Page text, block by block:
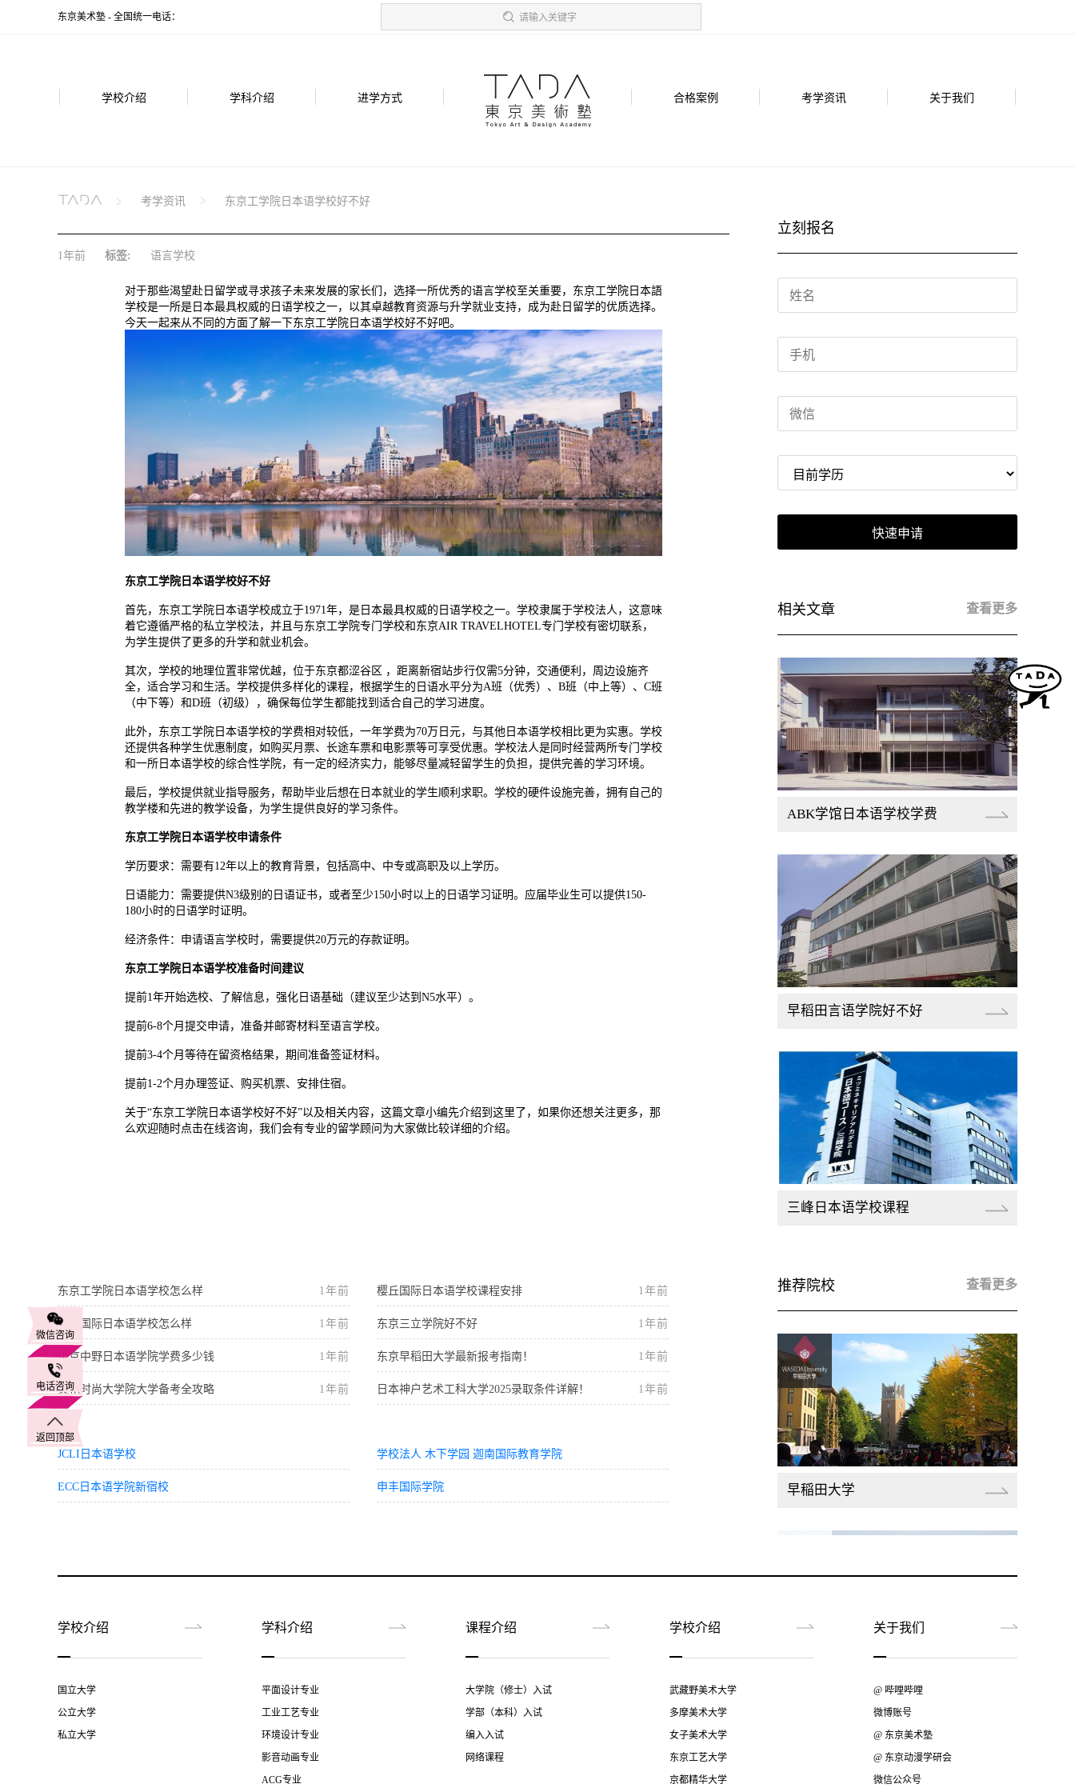
东京美术塾 - 全国统一电话： 请输入关键字
学校介绍 学科介绍 进学方式 合格案例 考学资讯 关于我们
考学资讯 东京工学院日本语学校好不好
1年前 标签: 语言学校
对于那些渴望赴日留学或寻求孩子未来发展的家长们，选择一所优秀的语言学校至关重要，东京工学院日本語
学校是一所是日本最具权威的日语学校之一，以其卓越教育资源与升学就业支持，成为赴日留学的优质选择。
今天一起来从不同的方面了解一下东京工学院日本语学校好不好吧。
东京工学院日本语学校好不好
首先，东京工学院日本语学校成立于1971年，是日本最具权威的日语学校之一。学校隶属于学校法人，这意味
着它遵循严格的私立学校法，并且与东京工学院专门学校和东京AIR TRAVELHOTEL专门学校有密切联系，
为学生提供了更多的升学和就业机会。
其次，学校的地理位置非常优越，位于东京都涩谷区 ，距离新宿站步行仅需5分钟，交通便利，周边设施齐
全，适合学习和生活。学校提供多样化的课程，根据学生的日语水平分为A班（优秀）、B班（中上等）、C班
（中下等）和D班（初级），确保每位学生都能找到适合自己的学习进度。
此外，东京工学院日本语学校的学费相对较低，一年学费为70万日元，与其他日本语学校相比更为实惠。学校
还提供各种学生优惠制度，如购买月票、长途车票和电影票等可享受优惠。学校法人是同时经营两所专门学校
和一所日本语学校的综合性学院，有一定的经济实力，能够尽量减轻留学生的负担，提供完善的学习环境。
最后，学校提供就业指导服务，帮助毕业后想在日本就业的学生顺利求职。学校的硬件设施完善，拥有自己的
教学楼和先进的教学设备，为学生提供良好的学习条件。
东京工学院日本语学校申请条件
学历要求：需要有12年以上的教育背景，包括高中、中专或高职及以上学历。
日语能力：需要提供N3级别的日语证书，或者至少150小时以上的日语学习证明。应届毕业生可以提供150-
180小时的日语学时证明。
经济条件：申请语言学校时，需要提供20万元的存款证明。
东京工学院日本语学校准备时间建议
提前1年开始选校、了解信息，强化日语基础（建议至少达到N5水平）。
提前6-8个月提交申请，准备并邮寄材料至语言学校。
提前3-4个月等待在留资格结果，期间准备签证材料。
提前1-2个月办理签证、购买机票、安排住宿。
关于“东京工学院日本语学校好不好”以及相关内容，这篇文章小编先介绍到这里了，如果你还想关注更多，那
么欢迎随时点击在线咨询，我们会有专业的留学顾问为大家做比较详细的介绍。
东京工学院日本语学校怎么样 1年前 樱丘国际日本语学校课程安排 1年前
樱丘国际日本语学校怎么样 1年前 东京三立学院好不好 1年前
东京中野日本语学院学费多少钱 1年前 东京早稻田大学最新报考指南！ 1年前
文化时尚大学院大学备考全攻略 1年前 日本神户艺术工科大学2025录取条件详解！ 1年前
JCLI日本语学校 学校法人 木下学园 迦南国际教育学院
ECC日本语学院新宿校 申丰国际学院
立刻报名
快速申请
相关文章 查看更多
ABK学馆日本语学校学费
早稻田言语学院好不好
三峰日本语学校课程
推荐院校 查看更多
早稲田大学
学校介绍
国立大学
公立大学
私立大学
学科介绍
平面设计专业
工业工艺专业
环境设计专业
影音动画专业
ACG专业
课程介绍
大学院（修士）入试
学部（本科）入试
编入入试
网络课程
学校介绍
武藏野美术大学
多摩美术大学
女子美术大学
东京工艺大学
京都精华大学
关于我们
@ 哔哩哔哩
微博账号
@ 东京美术塾
@ 东京动漫学研会
微信公众号
微信咨询
电话咨询
返回顶部